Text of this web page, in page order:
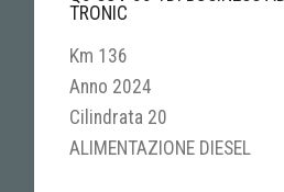
TRONIC
Km 136
Anno 2024
Cilindrata 20
ALIMENTAZIONE DIESEL